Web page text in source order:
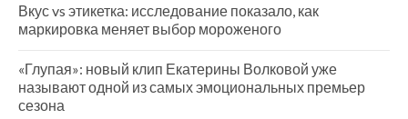
Вкус vs этикетка: исследование показало, как
маркировка меняет выбор мороженого
«Глупая»: новый клип Екатерины Волковой уже
называют одной из самых эмоциональных премьер
сезона